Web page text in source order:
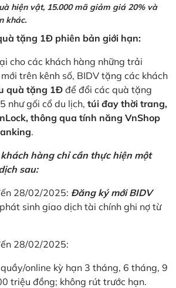
hiện vật, 15.000 mã giảm giá 20% và
khác.
tặng 1Đ phiên bản giới hạn:
cho các khách hàng những trải
trên kênh số, BIDV tặng các khách
quà tặng 1Đ để đổi các quà tặng
như gối cổ du lịch, túi đay thời trang,
thông qua tính năng VnShop
.
hàng chỉ cần thực hiện một
sau:
28/02/2025: Đăng ký mới BIDV
sinh giao dịch tài chính ghi nợ từ
28/02/2025:
online kỳ hạn 3 tháng, 6 tháng, 9
triệu đồng; không rút trước hạn.